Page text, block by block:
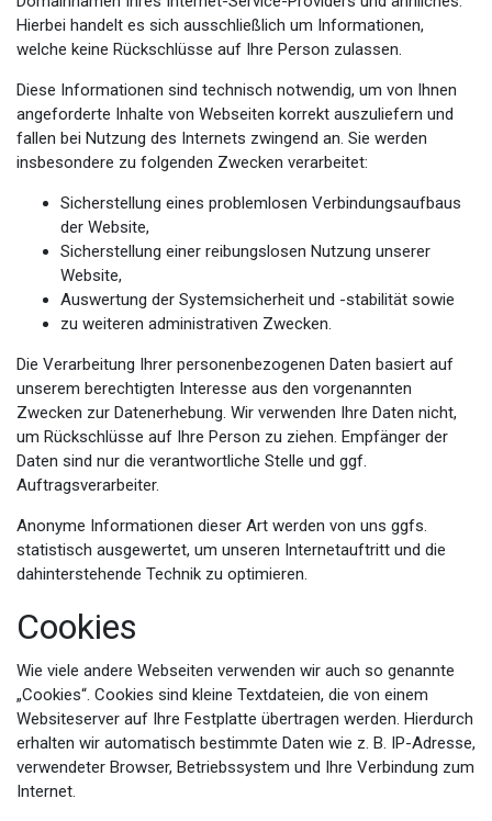
Hierbei handelt es sich ausschließlich um Informationen,
welche keine Rückschlüsse auf Ihre Person zulassen.
Diese Informationen sind technisch notwendig, um von Ihnen
angeforderte Inhalte von Webseiten korrekt auszuliefern und
fallen bei Nutzung des Internets zwingend an. Sie werden
insbesondere zu folgenden Zwecken verarbeitet:
Sicherstellung eines problemlosen Verbindungsaufbaus
der Website,
Sicherstellung einer reibungslosen Nutzung unserer
Website,
Auswertung der Systemsicherheit und -stabilität sowie
zu weiteren administrativen Zwecken.
Die Verarbeitung Ihrer personenbezogenen Daten basiert auf
unserem berechtigten Interesse aus den vorgenannten
Zwecken zur Datenerhebung. Wir verwenden Ihre Daten nicht,
um Rückschlüsse auf Ihre Person zu ziehen. Empfänger der
Daten sind nur die verantwortliche Stelle und ggf.
Auftragsverarbeiter.
Anonyme Informationen dieser Art werden von uns ggfs.
statistisch ausgewertet, um unseren Internetauftritt und die
dahinterstehende Technik zu optimieren.
Cookies
Wie viele andere Webseiten verwenden wir auch so genannte
„Cookies“. Cookies sind kleine Textdateien, die von einem
Websiteserver auf Ihre Festplatte übertragen werden. Hierdurch
erhalten wir automatisch bestimmte Daten wie z. B. IP-Adresse,
verwendeter Browser, Betriebssystem und Ihre Verbindung zum
Internet.